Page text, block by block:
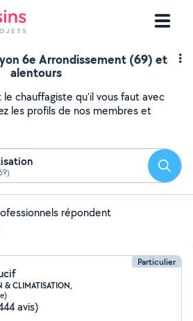
6e Arrondissement (69) et
alentours
chauffagiste qu'il vous faut avec
les profils de nos membres et
répondent
Particulier
& CLIMATISATION,
avis)